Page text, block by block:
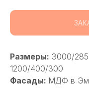
Размеры: 3000/
1200/400/300
Фасады: МДФ в